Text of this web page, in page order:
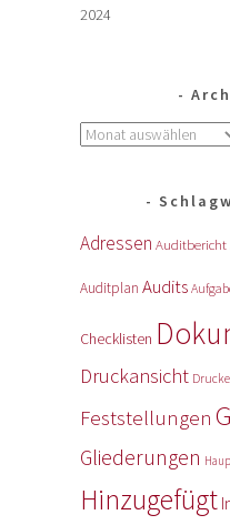
2024
Adressen Auditbericht
Auditplan Audits
Checklisten
Druckansicht
Feststellungen
Gliederungen
Hinzugefügt